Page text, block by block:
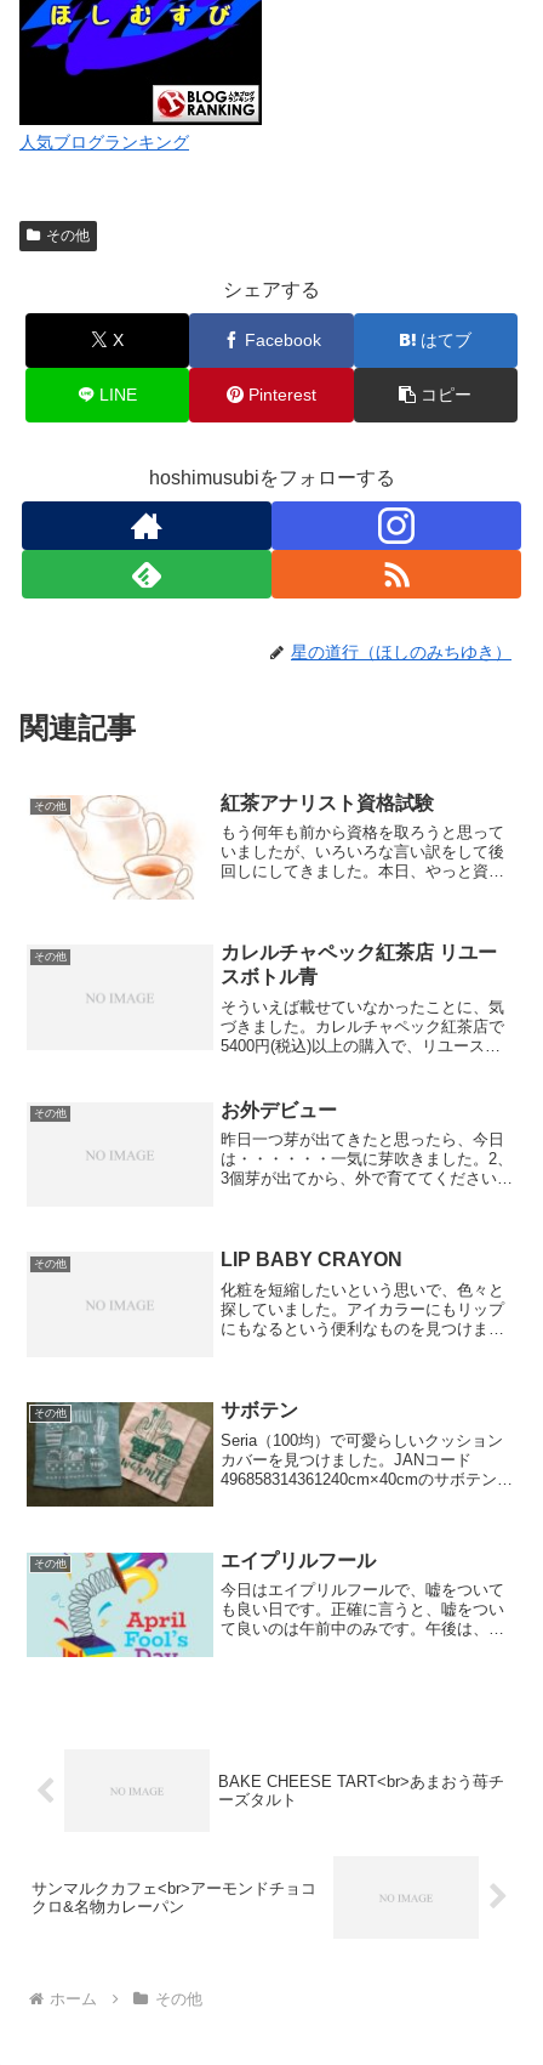
人気ブログランキング
その他
シェアする
X Facebook はてブ
LINE Pinterest コピー
hoshimusubiをフォローする
星の道行（ほしのみちゆき）
関連記事
その他 紅茶アナリスト資格試験
もう何年も前から資格を取ろうと思って
いましたが、いろいろな言い訳をして後
回しにしてきました。本日、やっと資格
とても楽しみです。「こ...
その他
カレルチャペック紅茶店 リユー
スボトル青
そういえば載せていなかったことに、気
づきました。カレルチャペック紅茶店で
5400円(税込)以上の購入で、リユースボ
に持って行っています。炭酸水で水出し
紅茶を割る時も、リ...
その他 お外デビュー
昨日一つ芽が出てきたと思ったら、今日
は・・・・・・一気に芽吹きました。2、
3個芽が出てから、外で育ててくださいと
その他 LIP BABY CRAYON
化粧を短縮したいという思いで、色々と
探していました。アイカラーにもリップ
にもなるという便利なものを見つけまし
味が落ち着いた雰囲気...
その他 サボテン
Seria（100均）で可愛らしいクッション
カバーを見つけました。JANコード
496858314361240cm×40cmのサボテン柄
その他 エイプリルフール
今日はエイプリルフールで、嘘をついて
も良い日です。正確に言うと、嘘をつい
て良いのは午前中のみです。午後は、午
BAKE CHEESE TART<br>あまおう苺チ
ーズタルト
サンマルクカフェ<br>アーモンドチョコ
クロ&名物カレーパン
ホーム その他